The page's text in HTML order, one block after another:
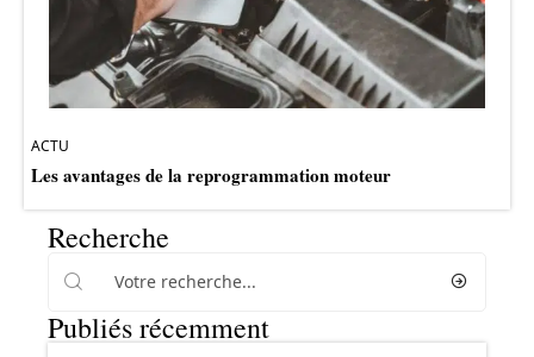
ACTU
Les avantages de la reprogrammation moteur
Recherche
Publiés récemment